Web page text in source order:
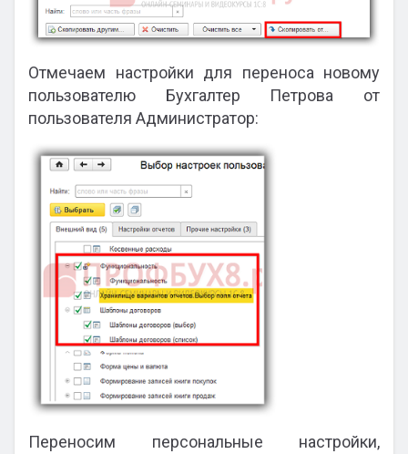
Отмечаем настройки для переноса новому
пользователю Бухгалтер Петрова от
пользователя Администратор:
Переносим персональные настройки,